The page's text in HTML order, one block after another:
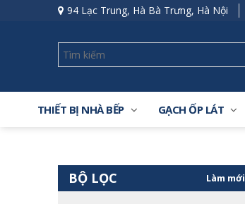
94 Lạc Trung, Hà Bà Trưng, Hà Nội
THIẾT BỊ NHÀ BẾP GẠCH ỐP LÁT
BỘ LỌC Làm mới